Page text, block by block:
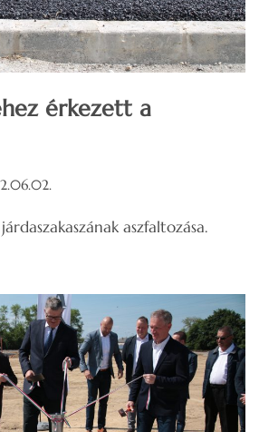
érkezett a
aszfaltozása.